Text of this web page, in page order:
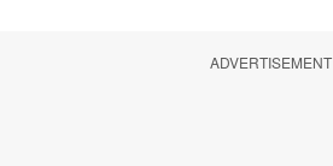
ADVERTISEMENT